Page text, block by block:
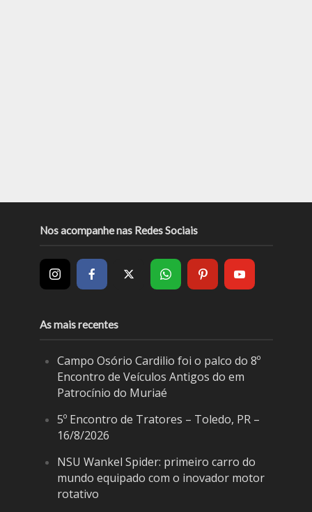
Nos acompanhe nas Redes Sociais
As mais recentes
Campo Osório Cardilio foi o palco do 8º
Encontro de Veículos Antigos do em
Patrocínio do Muriaé
5º Encontro de Tratores – Toledo, PR –
16/8/2026
NSU Wankel Spider: primeiro carro do
mundo equipado com o inovador motor
rotativo